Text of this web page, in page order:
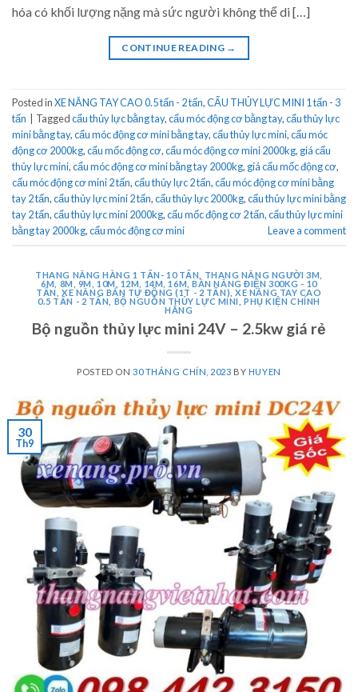
hóa có khối lượng nặng mà sức người không thể di […]
CONTINUE READING →
Posted inXE NÂNG TAY CAO 0.5 tấn - 2 tấn,CẨU THỦY LỰC MINI 1 tấn - 3
tấn
Taggedcẩu thủy lực bằng tay,cẩu móc động cơ bằng tay,cẩu thủy lực
mini bằng tay,cẩu móc động cơ mini bằng tay,cẩu thủy lực mini,cẩu móc
động cơ 2000kg,cẩu mốc động cơ,cẩu móc động cơ mini 2000kg, giá cẩu
thủy lực mini,cẩu móc động cơ mini bằng tay 2000kg, giá cẩu mốc động cơ,
cẩu móc động cơ mini 2 tấn,cẩu thủy lực 2 tấn,cẩu móc động cơ mini bằng
tay 2 tấn,cẩu thủy lực mini 2 tấn,cẩu thủy lực 2000kg,cẩu thủy lực mini bằng
tay 2 tấn,cẩu thủy lực mini 2000kg,cẩu mốc động cơ 2 tấn,cẩu thủy lực mini
bằng tay 2000kg,cẩu móc động cơ mini Leave a comment
THANG NÂNG HÀNG 1 TẤN- 10 TẤN
THANG NÂNG NGƯỜI 3M,
6M, 8M, 9M, 10M, 12M, 14M, 16M ,BÀN NÂNG ĐIỆN 300KG - 10
TẤN ,XE NÂNG BÁN TỰ ĐỘNG (1T - 2 TẤN) ,XE NÂNG TAY CAO
0.5 TẤN - 2 TẤN
BỘ NGUỒN THỦY LỰC MINI ,PHỤ KIỆN CHÍNH
HÃNG
Bộ nguồn thủy lực mini 24V – 2.5kw giá rẻ
POSTED ON 30 THÁNG CHÍN, 2023 BY HUYEN
30
Th9